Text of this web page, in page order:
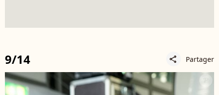
9/14 share Partager